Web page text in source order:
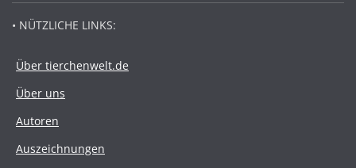
• NÜTZLICHE LINKS:
Über tierchenwelt.de
Über uns
Autoren
Auszeichnungen